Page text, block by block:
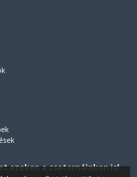
ezeken a csatornáinkon is!